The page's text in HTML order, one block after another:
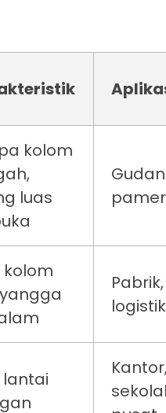
kolom
luas
kolom
logistik